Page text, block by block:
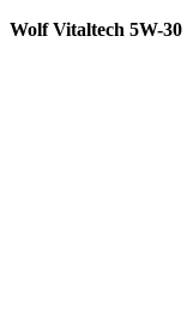
Wolf Vitaltech 5W-30